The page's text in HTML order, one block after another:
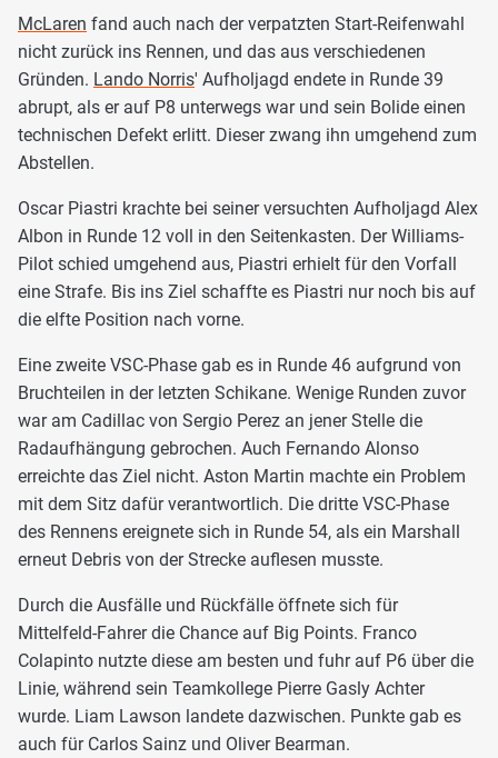
McLaren fand auch nach der verpatzten Start-Reifenwahl
nicht zurück ins Rennen, und das aus verschiedenen
Gründen. Lando Norris' Aufholjagd endete in Runde 39
abrupt, als er auf P8 unterwegs war und sein Bolide einen
technischen Defekt erlitt. Dieser zwang ihn umgehend zum
Abstellen.
Oscar Piastri krachte bei seiner versuchten Aufholjagd Alex
Albon in Runde 12 voll in den Seitenkasten. Der Williams-
Pilot schied umgehend aus, Piastri erhielt für den Vorfall
eine Strafe. Bis ins Ziel schaffte es Piastri nur noch bis auf
die elfte Position nach vorne.
Eine zweite VSC-Phase gab es in Runde 46 aufgrund von
Bruchteilen in der letzten Schikane. Wenige Runden zuvor
war am Cadillac von Sergio Perez an jener Stelle die
Radaufhängung gebrochen. Auch Fernando Alonso
erreichte das Ziel nicht. Aston Martin machte ein Problem
mit dem Sitz dafür verantwortlich. Die dritte VSC-Phase
des Rennens ereignete sich in Runde 54, als ein Marshall
erneut Debris von der Strecke auflesen musste.
Durch die Ausfälle und Rückfälle öffnete sich für
Mittelfeld-Fahrer die Chance auf Big Points. Franco
Colapinto nutzte diese am besten und fuhr auf P6 über die
Linie, während sein Teamkollege Pierre Gasly Achter
wurde. Liam Lawson landete dazwischen. Punkte gab es
auch für Carlos Sainz und Oliver Bearman.